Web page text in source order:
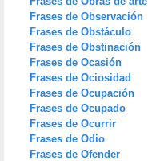
Frases de Observación
Frases de Obstáculo
Frases de Obstinación
Frases de Ocasión
Frases de Ociosidad
Frases de Ocupación
Frases de Ocupado
Frases de Ocurrir
Frases de Odio
Frases de Ofender